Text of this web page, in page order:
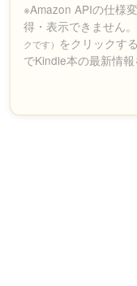
※Amazon APIの仕様
得・表示できません
クです） をクリックす
でKindle本の最新情報